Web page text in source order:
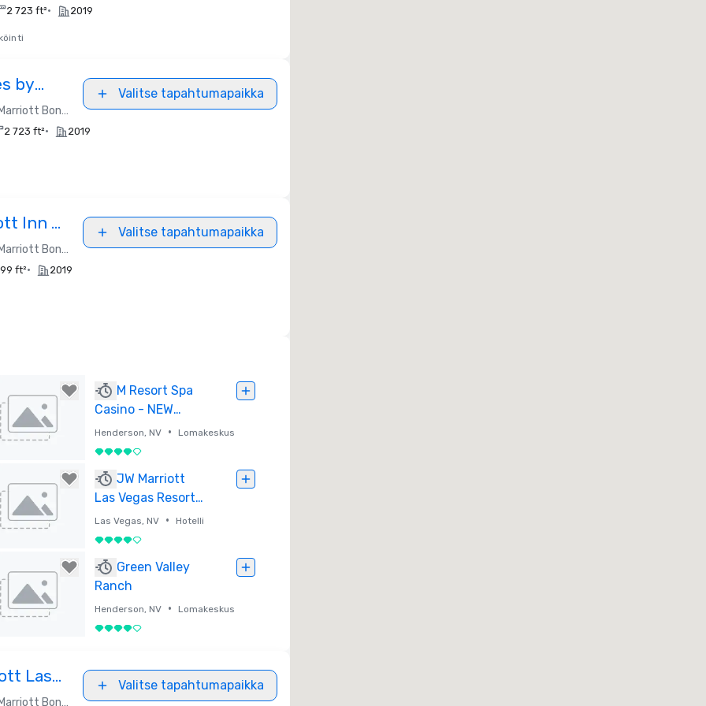
2 723 ft²• 2019
by
Airport
Marriott Bonvoy
Valitse tapahtumapaikka
2 723 ft²• 2019
Inn &
Marriott Bonvoy
Valitse tapahtumapaikka
ft²• 2019
M Resort Spa
Casino - NEW
TOWER NOW OPEN
Henderson, NV • Lomakeskus
4 / 5
JW Marriott
Las Vegas Resort
& Spa (Newly
Renovated)
Las Vegas, NV • Hotelli
4 / 5
Green Valley
Ranch
Henderson, NV • Lomakeskus
4 / 5
Las
Marriott Bonvoy
Valitse tapahtumapaikka